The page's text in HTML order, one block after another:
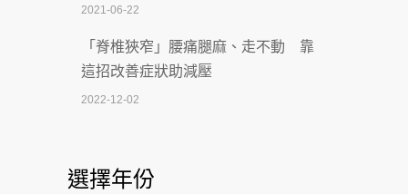
2026-07-02
4連霸議員黃秋澤癌逝！食道癌為何奪命
西園醫院55周年 7／10捐血公益活動 邀
2021-06-22
「脊椎狹窄」腰痛腿麻、走不動 靠
這招改善症狀助減壓
2022-12-02
2022-02-17
選擇年份